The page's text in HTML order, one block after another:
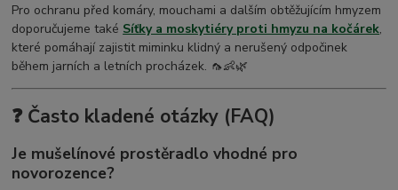
Pro ochranu před komáry, mouchami a dalším obtěžujícím hmyzem
doporučujeme také Síťky a moskytiéry proti hmyzu na kočárek,
které pomáhají zajistit miminku klidný a nerušený odpočinek
během jarních a letních procházek. 🦟👶🌿
❓ Často kladené otázky (FAQ)
Je mušelínové prostěradlo vhodné pro
novorozence?